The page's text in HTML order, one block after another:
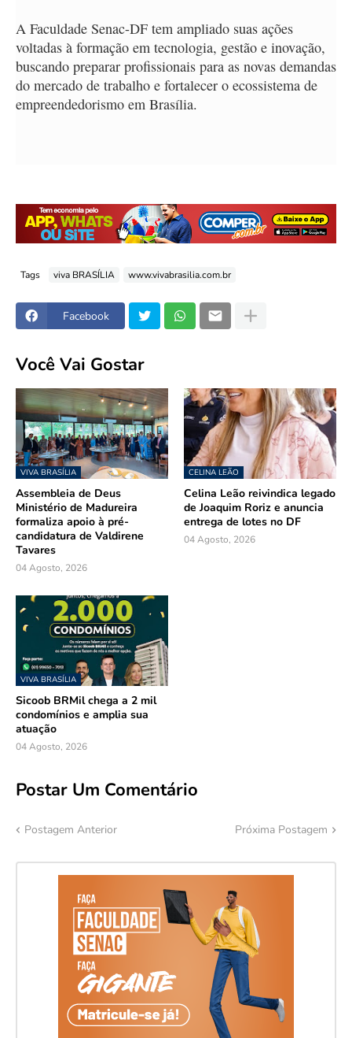
A Faculdade Senac-DF tem ampliado suas ações
voltadas à formação em tecnologia, gestão e inovação,
buscando preparar profissionais para as novas demandas
do mercado de trabalho e fortalecer o ecossistema de
empreendedorismo em Brasília.
Tags viva BRASÍLIA www.vivabrasilia.com.br
Facebook
Você Vai Gostar
VIVA BRASÍLIA
Assembleia de Deus
Ministério de Madureira
formaliza apoio à pré-
candidatura de Valdirene
Tavares
04 Agosto, 2026
CELINA LEÃO
Celina Leão reivindica legado
de Joaquim Roriz e anuncia
entrega de lotes no DF
04 Agosto, 2026
VIVA BRASÍLIA
Sicoob BRMil chega a 2 mil
condomínios e amplia sua
atuação
04 Agosto, 2026
Postar Um Comentário
Postagem Anterior Próxima Postagem